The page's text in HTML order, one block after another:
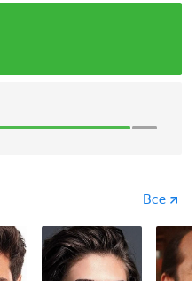
Все